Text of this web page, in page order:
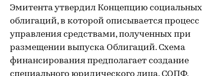
Эмитента утвердил Концепцию социальных
облигаций, в которой описывается процесс
управления средствами, полученных при
размещении выпуска Облигаций. Схема
финансирования предполагает создание